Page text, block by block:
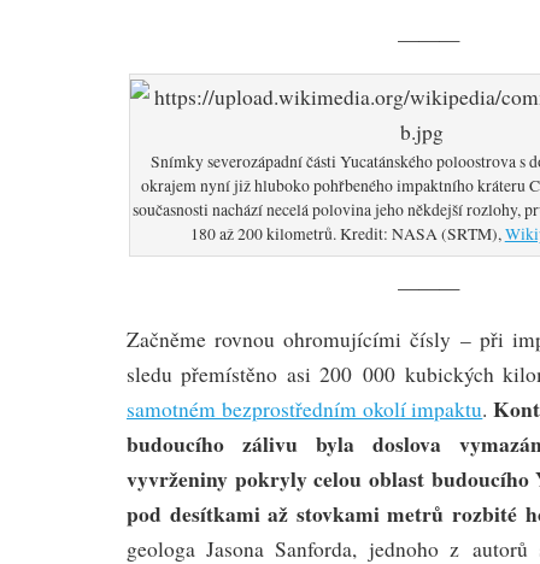
———
Snímky severozápadní části Yucatánského poloostrova s
okrajem nyní již hluboko pohřbeného impaktního kráteru
současnosti nachází necelá polovina jeho někdejší rozlohy,
180 až 200 kilometrů. Kredit: NASA (SRTM),
———
Začněme rovnou ohromujícími čísly – při
sledu přemístěno asi 200 000 kubických
samotném bezprostředním okolí impaktu.
budoucího zálivu byla doslova
vyvrženiny pokryly celou oblast
pod desítkami až stovkami metrů rozbité
geologa Jasona Sanforda, jednoho z autorů